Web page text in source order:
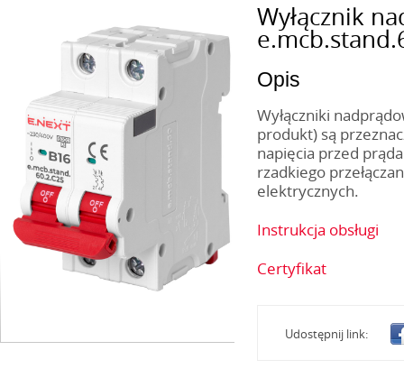
Wyłącznik
Opis
Wyłączniki
produkt) są
napięcia przed
rzadkiego
elektrycznych.
Instrukcja obsługi
Certyfikat
Udostępnij link: